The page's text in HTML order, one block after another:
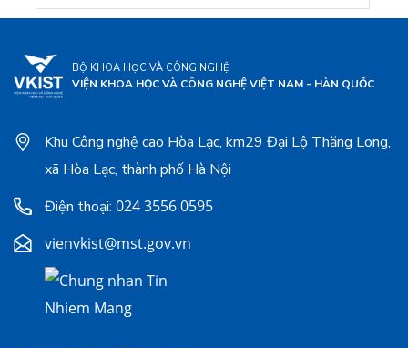
BỘ KHOA HỌC VÀ CÔNG NGHỆ
VIỆN KHOA HỌC VÀ CÔNG NGHỆ VIỆT NAM - HÀN QUỐC
Khu Công nghệ cao Hòa Lạc, km29 Đại Lộ Thăng Long,
xã Hòa Lạc, thành phố Hà Nội
Điện thoại: 024 3556 0595
vienvkist@mst.gov.vn